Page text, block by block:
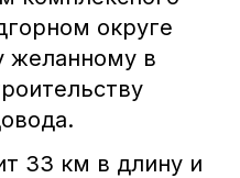
округе
желанному в
33 км в длину и